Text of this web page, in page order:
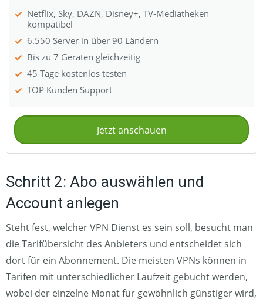
Netflix, Sky, DAZN, Disney+, TV-Mediatheken
kompatibel
6.550 Server in über 90 Ländern
Bis zu 7 Geräten gleichzeitig
45 Tage kostenlos testen
TOP Kunden Support
Jetzt anschauen
Schritt 2: Abo auswählen und
Account anlegen
Steht fest, welcher VPN Dienst es sein soll, besucht man
die Tarifübersicht des Anbieters und entscheidet sich
dort für ein Abonnement. Die meisten VPNs können in
Tarifen mit unterschiedlicher Laufzeit gebucht werden,
wobei der einzelne Monat für gewöhnlich günstiger wird,